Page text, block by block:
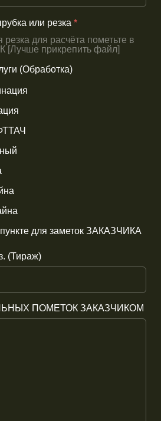
или резка *
для расчёта пометьте в
[Лучше прикрепить файл]
(Обработка)
для заметок ЗАКАЗЧИКА
(Тираж)
ПОМЕТОК ЗАКАЗЧИКОМ